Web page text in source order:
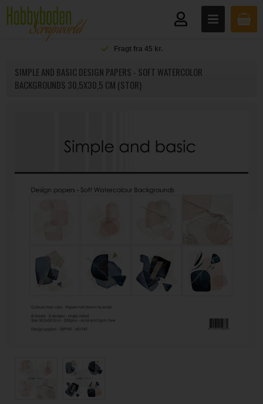
Fragt fra 45 kr.
SIMPLE AND BASIC DESIGN PAPERS - SOFT WATERCOLOR
BACKGROUNDS 30,5X30,5 CM (STOR)